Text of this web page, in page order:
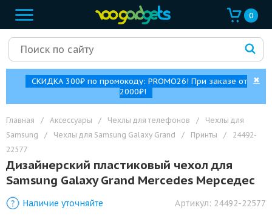
0
СКИДКА 300₽ по промокоду: PROMO26! При заказе от
2000₽!
✖
Главная / Аксессуары / Чехлы для телефонов /
Чехлы для
Samsung
/ Чехлы для Samsung Galaxy Grand / Принты /
24492-
22577
Дизайнерский пластиковый чехол для
Samsung Galaxy Grand Mercedes Мерседес
Наличие уточняйте Артикул: 24492-22577